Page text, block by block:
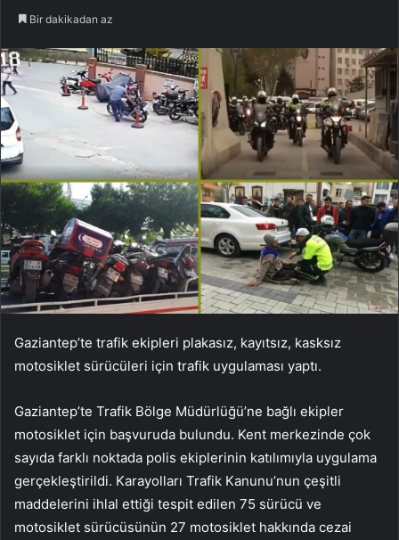
Bir dakikadan az
Gaziantep’te trafik ekipleri plakasız, kayıtsız, kasksız
motosiklet sürücüleri için trafik uygulaması yaptı.
Gaziantep’te Trafik Bölge Müdürlüğü’ne bağlı ekipler
motosiklet için başvuruda bulundu. Kent merkezinde çok
sayıda farklı noktada polis ekiplerinin katılımıyla uygulama
gerçekleştirildi. Karayolları Trafik Kanunu’nun çeşitli
maddelerini ihlal ettiği tespit edilen 75 sürücü ve
motosiklet sürücüsünün 27 motosiklet hakkında cezai